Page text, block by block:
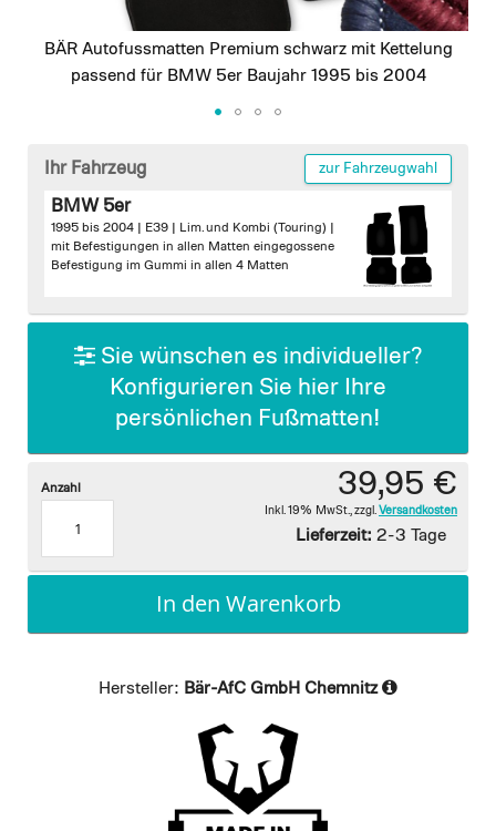
BÄR Autofussmatten Premium schwarz mit Kettelung
passend für BMW 5er Baujahr 1995 bis 2004
beginning
gallery
Ihr Fahrzeug zur Fahrzeugwahl
BMW 5er
1995 bis 2004 | E39 | Lim. und Kombi (Touring) |
mit Befestigungen in allen Matten eingegossene
Befestigung im Gummi in allen 4 Matten
Sie wünschen es individueller?
Konfigurieren Sie hier Ihre
persönlichen Fußmatten!
39,95 €
Inkl. 19% MwSt. zzgl. Versandkosten
Lieferzeit: 2-3 Tage
Anzahl
In den Warenkorb
Hersteller: Bär-AfC GmbH Chemnitz